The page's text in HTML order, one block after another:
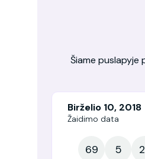
Šiame puslapyje
Birželio 10, 2018
Žaidimo data
69 5